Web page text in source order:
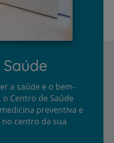
a saúde e o bem-
Centro de Saúde
preventiva e
centro da sua